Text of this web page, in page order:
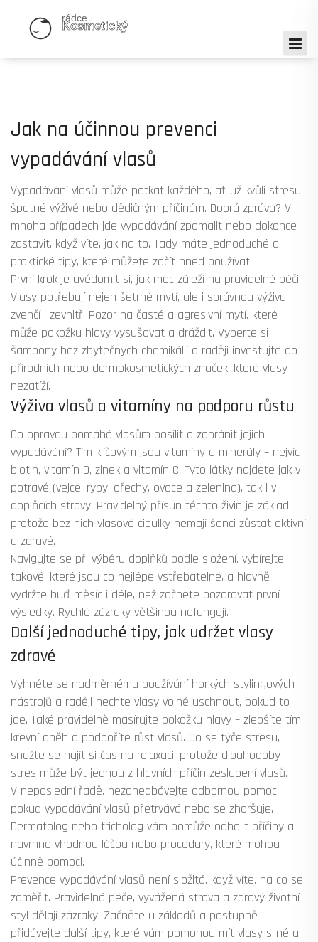
Jak na účinnou prevenci
vypadávání vlasů
Vypadávání vlasů může potkat každého, ať už kvůli stresu,
špatné výživě nebo dědičným příčinám. Dobrá zpráva? V
mnoha případech jde vypadávání zpomalit nebo dokonce
zastavit, když víte, jak na to. Tady máte jednoduché a
praktické tipy, které můžete začít hned používat.
První krok je uvědomit si, jak moc záleží na pravidelné péči.
Vlasy potřebují nejen šetrné mytí, ale i správnou výživu
zvenčí i zevnitř. Pozor na časté a agresivní mytí, které
může pokožku hlavy vysušovat a dráždit. Vyberte si
šampony bez zbytečných chemikálií a raději investujte do
přírodních nebo dermokosmetických značek, které vlasy
nezatíží.
Výživa vlasů a vitamíny na podporu růstu
Co opravdu pomáhá vlasům posílit a zabránit jejich
vypadávání? Tím klíčovým jsou vitamíny a minerály – nejvíc
biotin, vitamín D, zinek a vitamín C. Tyto látky najdete jak v
potravě (vejce, ryby, ořechy, ovoce a zelenina), tak i v
doplňcích stravy. Pravidelný přísun těchto živin je základ,
protože bez nich vlasové cibulky nemají šanci zůstat aktivní
a zdravé.
Navigujte se při výběru doplňků podle složení, vybírejte
takové, které jsou co nejlépe vstřebatelné, a hlavně
vydržte buď měsíc i déle, než začnete pozorovat první
výsledky. Rychlé zázraky většinou nefungují.
Další jednoduché tipy, jak udržet vlasy
zdravé
Vyhněte se nadměrnému používání horkých stylingových
nástrojů a raději nechte vlasy volně uschnout, pokud to
jde. Také pravidelně masírujte pokožku hlavy – zlepšíte tím
krevní oběh a podpoříte růst vlasů. Co se týče stresu,
snažte se najít si čas na relaxaci, protože dlouhodobý
stres může být jednou z hlavních příčin zeslabení vlasů.
V neposlední řadě, nezanedbávejte odbornou pomoc,
pokud vypadávání vlasů přetrvává nebo se zhoršuje.
Dermatolog nebo tricholog vám pomůže odhalit příčiny a
navrhne vhodnou léčbu nebo procedury, které mohou
účinně pomoci.
Prevence vypadávání vlasů není složitá, když víte, na co se
zaměřit. Pravidelná péče, vyvážená strava a zdravý životní
styl dělají zázraky. Začněte u základů a postupně
přidávejte další tipy, které vám pomohou mít vlasy silné a